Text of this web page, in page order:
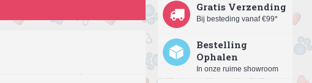
Gratis Verzending
Bij besteding vanaf €99*
Bestelling
Ophalen
In onze ruime showroom